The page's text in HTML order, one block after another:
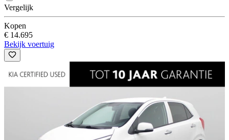
Vergelijk
Kopen
€ 14.695
Bekijk voertuig